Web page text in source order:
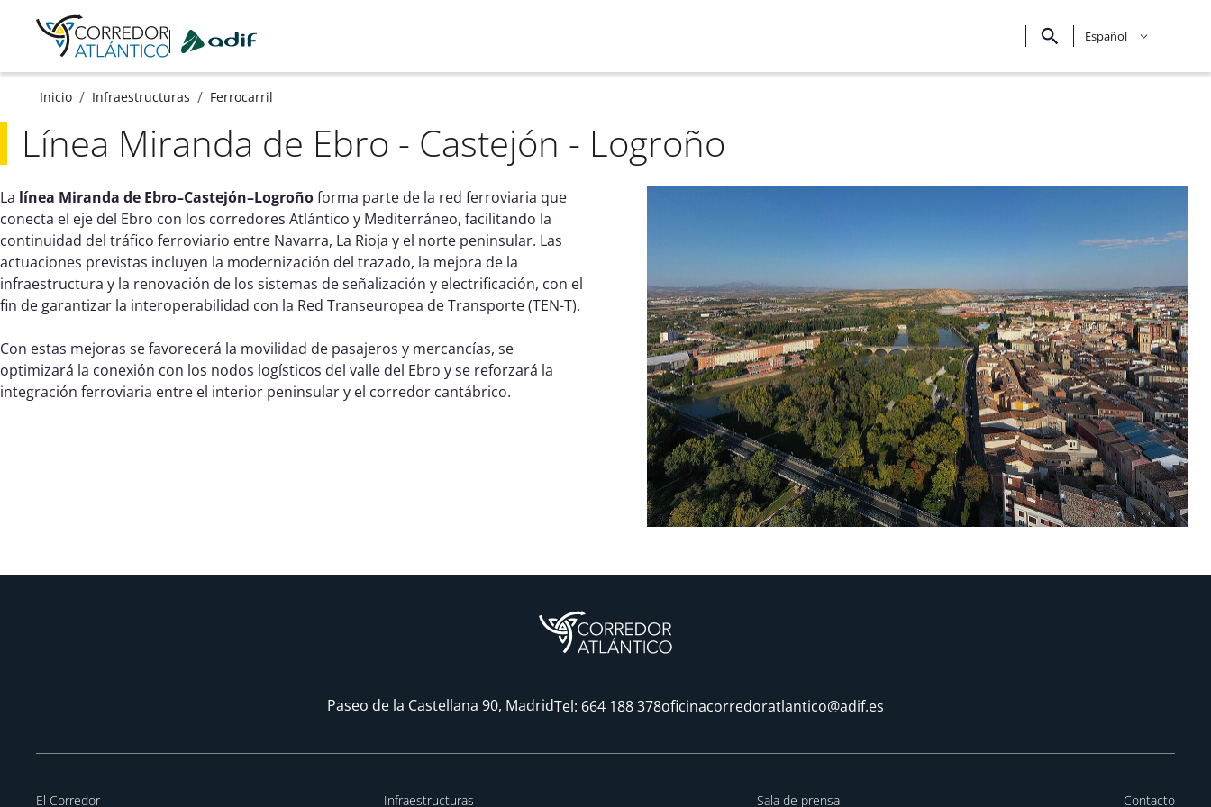
Ir a contenido principal Español
Inicio / Infraestructuras / Ferrocarril
Línea Miranda de Ebro - Castejón - Logroño
La línea Miranda de Ebro–Castejón–Logroñoforma parte de la red ferroviaria que
conecta el eje del Ebro con los corredores Atlántico y Mediterráneo, facilitando la
continuidad del tráfico ferroviario entre Navarra, La Rioja y el norte peninsular. Las
actuaciones previstas incluyen la modernización del trazado, la mejora de la
infraestructura y la renovación de los sistemas de señalización y electrificación, con el
fin de garantizar la interoperabilidad con la Red Transeuropea de Transporte (TEN-T).
Con estas mejoras se favorecerá la movilidad de pasajeros y mercancías, se
optimizará la conexión con los nodos logísticos del valle del Ebro y se reforzará la
integración ferroviaria entre el interior peninsular y el corredor cantábrico.
Paseo de la Castellana 90, MadridTel: 664 188 378oficinacorredoratlantico@adif.es
El Corredor Infraestructuras Sala de prensa Contacto